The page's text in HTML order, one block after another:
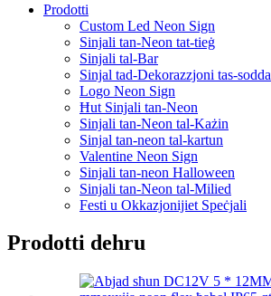
Prodotti
Custom Led Neon Sign
Sinjali tan-Neon tat-tieġ
Sinjali tal-Bar
Sinjal tad-Dekorazzjoni tas-sodda
Logo Neon Sign
Ħut Sinjali tan-Neon
Sinjali tan-Neon tal-Każin
Sinjal tan-neon tal-kartun
Valentine Neon Sign
Sinjali tan-neon Halloween
Sinjali tan-Neon tal-Milied
Festi u Okkazjonijiet Speċjali
Prodotti dehru